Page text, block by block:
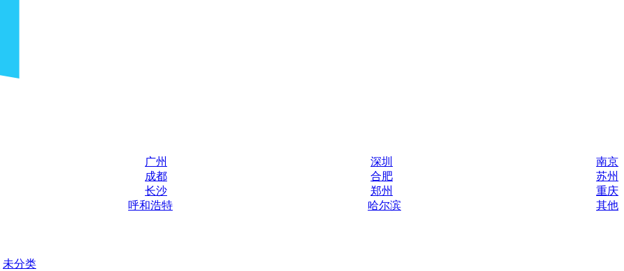
广州 深圳
南京
成都 合肥
苏州
长沙 郑州
重庆
呼和浩特 哈尔滨
其他
未分类